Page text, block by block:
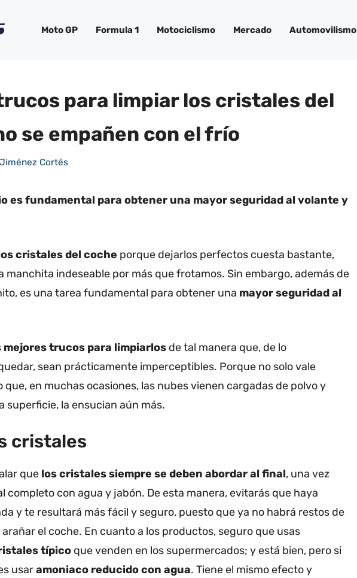
Moto GP Formula 1 Motociclismo Mercado Automovilismo
para limpiar los cristales del
se empañen con el frío
Cortés
es fundamental para obtener una mayor seguridad al volante y
cristales del coche porque dejarlos perfectos cuesta bastante,
manchita indeseable por más que frotamos. Sin embargo, además de
es una tarea fundamental para obtener una mayor seguridad al
mejores trucos para limpiarlos de tal manera que, de lo
sean prácticamente imperceptibles. Porque no solo vale
que, en muchas ocasiones, las nubes vienen cargadas de polvo y
superficie, la ensucian aún más.
cristales
que los cristales siempre se deben abordar al final, una vez
completo con agua y jabón. De esta manera, evitarás que haya
y te resultará más fácil y seguro, puesto que ya no habrá restos de
el coche. En cuanto a los productos, seguro que usas
típico que venden en los supermercados; y está bien, pero si
usaramoniaco reducido con agua. Tiene el mismo efecto y